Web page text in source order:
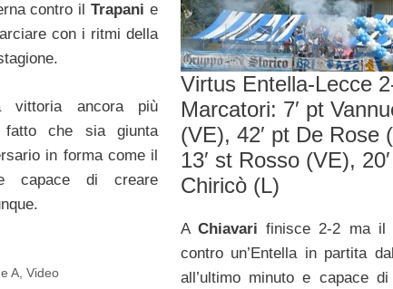
contro ilTrapani e
con i ritmi della
vittoria ancora più
fatto che sia giunta
in forma come il
di creare
A,Video
Virtus Entella-Lecce
Marcatori: 7′ pt
(VE), 42′ pt De Rose
13′ st Rosso (VE),
Chiricò (L)
AChiavari finisce 2-2 ma il
contro un’Entella in partita
all’ultimo minuto e capace